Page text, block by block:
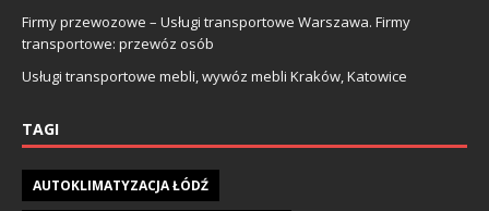
Firmy przewozowe – Usługi transportowe Warszawa. Firmy
transportowe: przewóz osób
Usługi transportowe mebli, wywóz mebli Kraków, Katowice
TAGI
AUTOKLIMATYZACJA ŁÓDŹ